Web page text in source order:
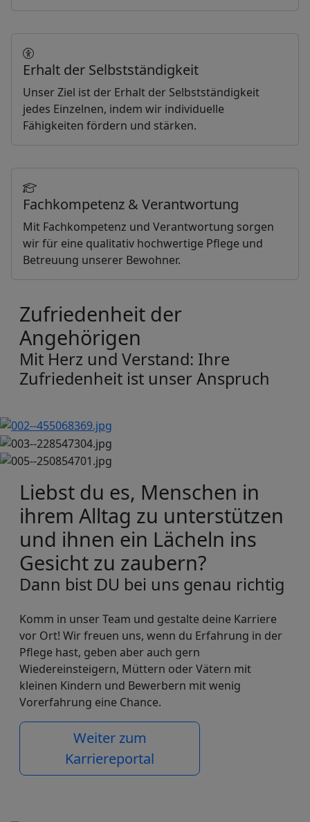
Erhalt der Selbstständigkeit
Unser Ziel ist der Erhalt der Selbstständigkeit
jedes Einzelnen, indem wir individuelle
Fähigkeiten fördern und stärken.
Fachkompetenz & Verantwortung
Mit Fachkompetenz und Verantwortung sorgen
wir für eine qualitativ hochwertige Pflege und
Betreuung unserer Bewohner.
Zufriedenheit der
Angehörigen
Mit Herz und Verstand: Ihre
Zufriedenheit ist unser Anspruch
Liebst du es, Menschen in
ihrem Alltag zu unterstützen
und ihnen ein Lächeln ins
Gesicht zu zaubern?
Dann bist DU bei uns genau richtig
Komm in unser Team und gestalte deine Karriere
vor Ort! Wir freuen uns, wenn du Erfahrung in der
Pflege hast, geben aber auch gern
Wiedereinsteigern, Müttern oder Vätern mit
kleinen Kindern und Bewerbern mit wenig
Vorerfahrung eine Chance.
Weiter zum
Karriereportal